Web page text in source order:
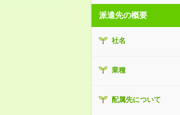
派遣先の概要
社名
業種
配属先について